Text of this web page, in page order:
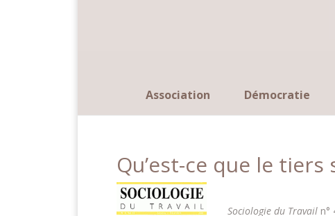
Association Démocratie
Qu’est-ce que le tiers
Sociologie du Travail n°